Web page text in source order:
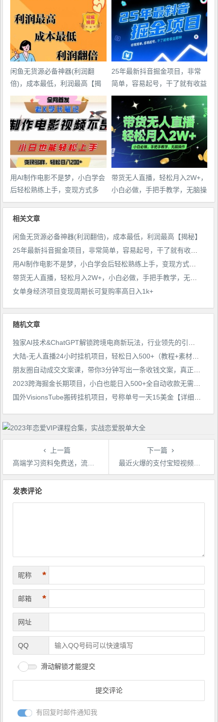
闲鱼无货源必备神器(利润翻
倍)，成本最低，利润最高【揭
秘】
25年最新抖音掘金项目，非常
简单，容易起号，干了就有收益
那种
用AI制作电影不是梦，小白学会
后轻松熟练上手，变现方式多
样，日入2张+
带货无人直播，轻松月入2W+，
小白必做，手把手教学，无脑操
作(附学习资料)
相关文章
闲鱼无货源必备神器(利润翻倍)，成本最低，利润最高【揭秘】
女单身经济项目变现周期长可复购率高日入1k+
随机文章
上一篇
高端学习资料免费送，流量不是问题，一部手机轻轻松松日入200-300【揭秘】
下一篇
最近火爆的支付宝短视频项目，只需要简单的搬运，1万播放收益300+【揭秘】
文
发表评论
昵称 *
邮箱 *
网址
QQ
滑动解锁才能提交
有回复时邮件通知我